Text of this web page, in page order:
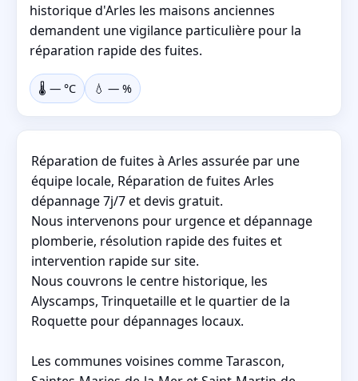
historique d'Arles les maisons anciennes
demandent une vigilance particulière pour la
réparation rapide des fuites.
🌡️ — °C 💧 — %
Réparation de fuites à Arles assurée par une
équipe locale, Réparation de fuites Arles
dépannage 7j/7 et devis gratuit.
Nous intervenons pour urgence et dépannage
plomberie, résolution rapide des fuites et
intervention rapide sur site.
Nous couvrons le centre historique, les
Alyscamps, Trinquetaille et le quartier de la
Roquette pour dépannages locaux.
Les communes voisines comme Tarascon,